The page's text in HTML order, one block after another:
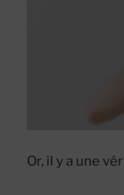
Or, il y a une